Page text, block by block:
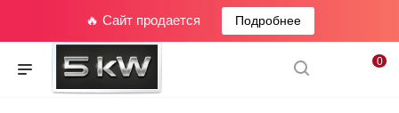
🔥 Сайт продается Подробнее
0